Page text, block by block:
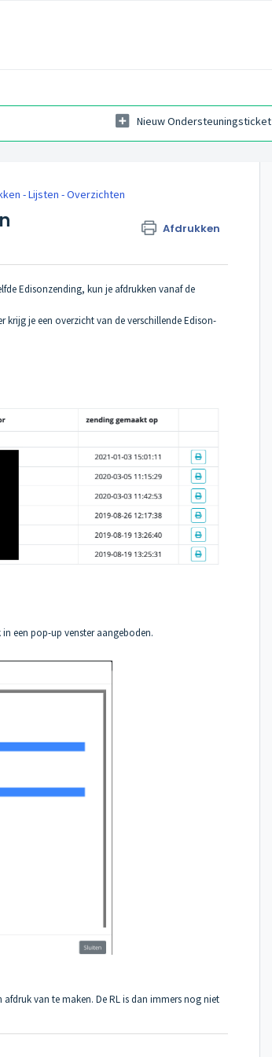
Nieuw Ondersteuningsticket
- Lijsten - Overzichten
Afdrukken
Edisonzending, kun je afdrukken vanaf de
krijg je een overzicht van de verschillende Edison-
een pop-up venster aangeboden.
van te maken. De RL is dan immers nog niet